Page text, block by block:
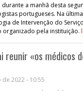
durante a manhã desta
portugueses. Na
de Intervenção do
organizado pela instituição.
reunir «os médicos
2022 - 10:55